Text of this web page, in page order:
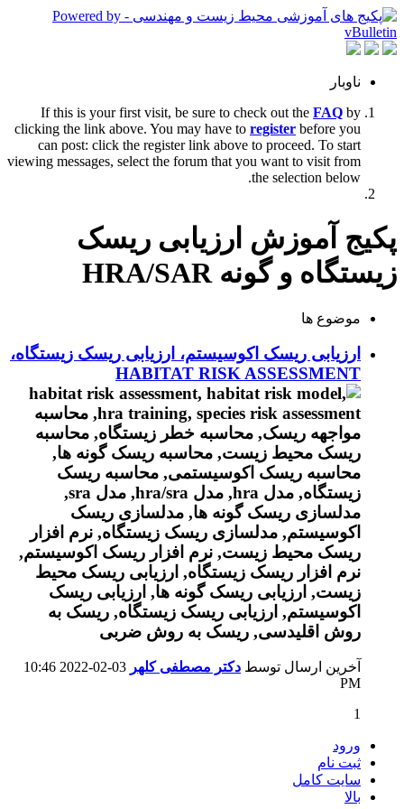
ناوبار
If this is your first visit, be sure to check out the FAQ by
clicking the link above. You may have to register before you
can post: click the register link above to proceed. To start
viewing messages, select the forum that you want to visit from
the selection below.
پکیج آموزش ارزیابی ریسک
زیستگاه و گونه HRA/SAR
موضوع ها
ارزیابی ریسک اکوسیستم، ارزیابی ریسک زیستگاه،
HABITAT RISK ASSESSMENT
آخرین ارسال توسط دکتر مصطفی کلهر
10:46
PM
1
ورود
ثبت نام
سایت کامل
بالا